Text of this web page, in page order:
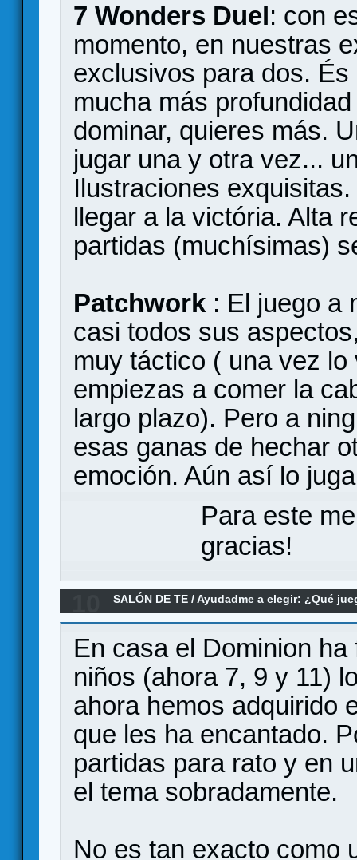
7 Wonders Duel: con
momento, en nuestras
exclusivos para dos.
mucha más
dominar, quieres más.
jugar una y otra vez...
Ilustraciones
llegar a la victória. Alta
partidas (muchísimas)
Patchwork: El juego a
casi todos sus
muy táctico ( una vez
empiezas a comer la
largo plazo). Pero a
esas ganas de hechar
emoción. Aún así lo
Para este
gracias!
SALÓN DE TE /Ayudadme a elegir: ¿Qué
En casa el Dominion
niños (ahora 7, 9 y 11)
ahora hemos adquirido
que les ha encantado.
partidas para rato y en
el tema sobradamente.
No es tan exacto como